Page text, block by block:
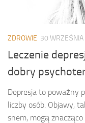
ZDROWIE 30
Leczenie
dobry
Depresja to poważny
liczby osób. Objawy,
snem, mogą